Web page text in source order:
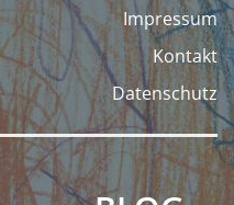
Impressum
Kontakt
Datenschutz